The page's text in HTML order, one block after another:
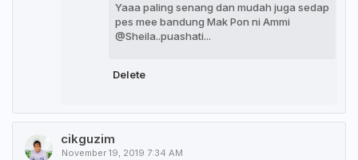
Yaaa paling senang dan mudah juga sedap
pes mee bandung Mak Pon ni Ammi
@Sheila..puashati...
Delete
cikguzim
November 19, 2019 7:34 AM